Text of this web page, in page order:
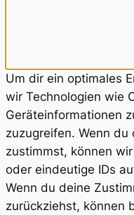
Um dir ein optimales
wir Technologien wie
Geräteinformationen
zuzugreifen. Wenn du
zustimmst, können
oder eindeutige IDs
Wenn du deine
zurückziehst, können